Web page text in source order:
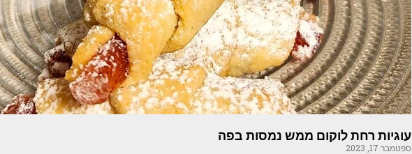
עוגיות רחת לוקום ממש נמסות בפה
ספטמבר 17, 2023